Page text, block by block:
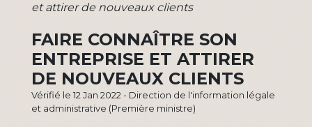
et attirer de nouveaux clients
FAIRE CONNAÎTRE SON
ENTREPRISE ET ATTIRER
DE NOUVEAUX CLIENTS
Vérifié le 12 Jan 2022 - Direction de l'information légale
et administrative (Première ministre)